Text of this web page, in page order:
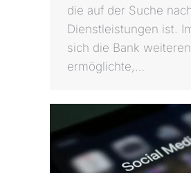
die auf der Suche
Dienstleistungen ist.
sich die Bank
ermöglichte,…